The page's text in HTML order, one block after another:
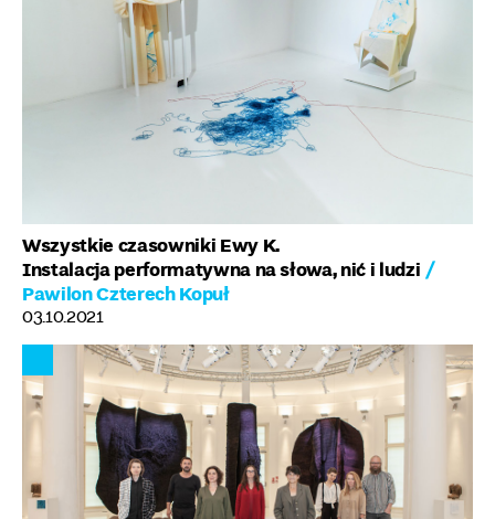
Wszystkie czasowniki Ewy K.
Instalacja performatywna na słowa, nić i ludzi /
Pawilon Czterech Kopuł
03.10.2021